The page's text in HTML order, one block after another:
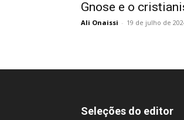
Gnose e o
Ali Onaissi - 19 de julho de
Seleções do editor